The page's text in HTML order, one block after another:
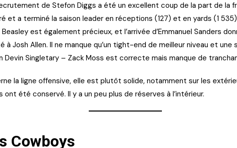
de Stefon Diggs a été un excellent coup de la part de la
et a terminé la saison leader en réceptions (127) et en yards (1
est également précieux, et l’arrivée d’Emmanuel Sanders
à Josh Allen. Il ne manque qu’un tight-end de meilleur niveau et une
Devin Singletary – Zack Moss est correcte mais manque de
la ligne offensive, elle est plutôt solide, notamment sur les
ont été conservé. Il y a un peu plus de réserves à l’intérieur.
Cowboys